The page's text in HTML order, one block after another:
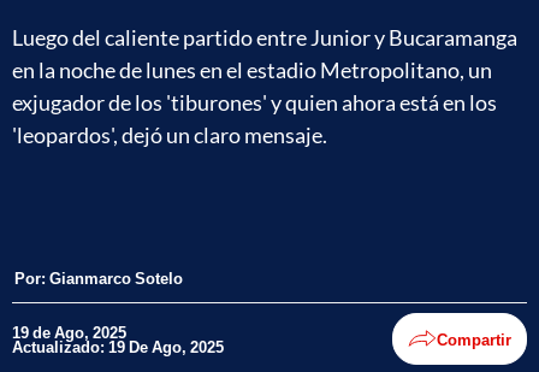
Luego del caliente partido entre Junior y Bucaramanga
en la noche de lunes en el estadio Metropolitano, un
exjugador de los 'tiburones' y quien ahora está en los
'leopardos', dejó un claro mensaje.
Por: Gianmarco Sotelo
19 de Ago, 2025
Actualizado: 19 De Ago, 2025 Compartir